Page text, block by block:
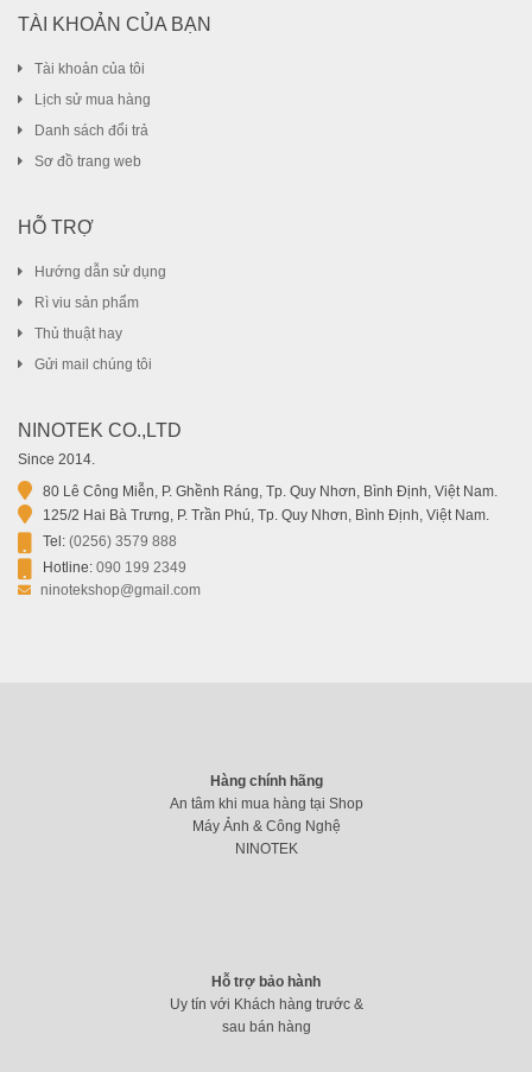
TÀI KHOẢN CỦA BẠN
Tài khoản của tôi
Lịch sử mua hàng
Danh sách đổi trả
Sơ đồ trang web
HỖ TRỢ
Hướng dẫn sử dụng
Rì viu sản phẩm
Thủ thuật hay
Gửi mail chúng tôi
NINOTEK CO.,LTD
Since 2014.
80 Lê Công Miễn, P. Ghềnh Ráng, Tp. Quy Nhơn, Bình Định, Việt Nam.
125/2 Hai Bà Trưng, P. Trần Phú, Tp. Quy Nhơn, Bình Định, Việt Nam.
Tel: (0256) 3579 888
Hotline: 090 199 2349
ninotekshop@gmail.com
Hàng chính hãng
An tâm khi mua hàng tại Shop
Máy Ảnh & Công Nghệ
NINOTEK
Hỗ trợ bảo hành
Uy tín với Khách hàng trước &
sau bán hàng